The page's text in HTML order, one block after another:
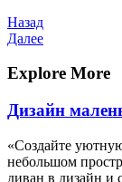
Навигация
по
записям
Предыдущая
запись
Назад
Следующая
Далее
Explore More
Дизайн
«Создайте
небольшом
диван в дизайн и